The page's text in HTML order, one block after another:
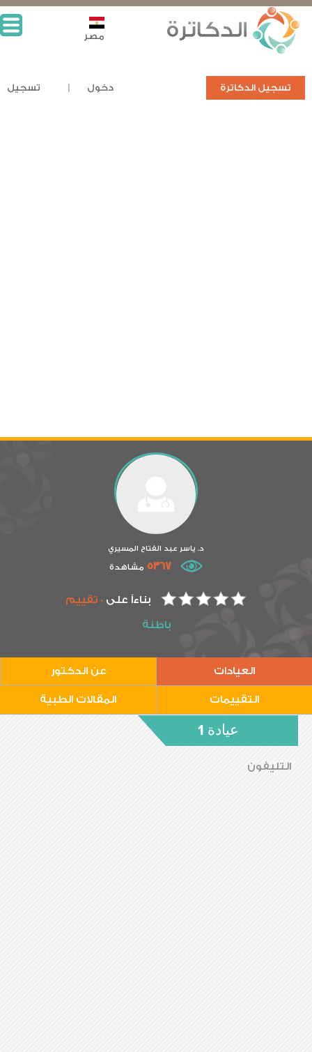
تسجيل الدكاترة دخول تسجيل
مصر
د. ياسر عبد الفتاح المسيري
5367 مشاهدة
بناءاً على 0 تقييم
باطنة
العيادات عن الدكتور
التقييمات المقالات الطبية
عيادة 1
التليفون